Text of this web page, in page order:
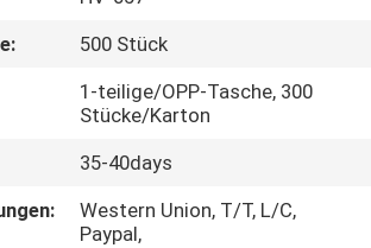
500 Stück
1-teilige/OPP-Tasche, 300
Stücke/Karton
35-40days
Western Union, T/T, L/C,
Paypal,